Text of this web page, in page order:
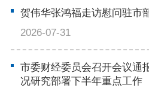
贺伟华张鸿福走访慰问驻市
2026-07-31
市委财经委员会召开会议通
况研究部署下半年重点工作